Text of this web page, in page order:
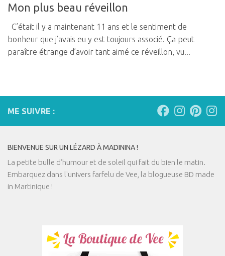
Mon plus beau réveillon
C’était il y a maintenant 11 ans et le sentiment de
bonheur que j’avais eu y est toujours associé. Ça peut
paraître étrange d’avoir tant aimé ce réveillon, vu...
ME SUIVRE :
BIENVENUE SUR UN LÉZARD À MADININA !
La petite bulle d’humour et de soleil qui fait du bien le matin.
Embarquez dans l'univers farfelu de Vee, la blogueuse BD made
in Martinique !